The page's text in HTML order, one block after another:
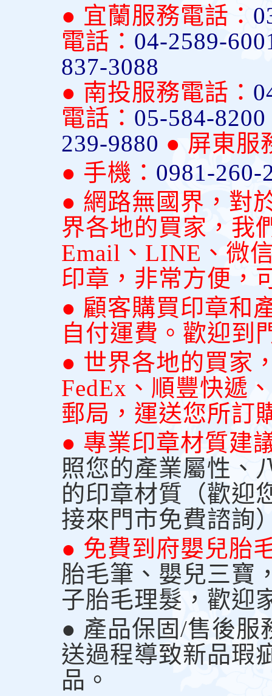
● 宜蘭服務電話：
電話： 04-2589-
837-3088
● 南投服務電話：
電話： 05-584-8200
239-9880 ● 屏東服
● 手機： 0981-260-
● 網路無國界，對
界各地的買家，我
Email、LINE、微
印章，非常方便，
● 顧客購買印章和
自付運費。歡迎到
● 世界各地的買家
FedEx、順豐快遞
郵局，運送您所訂
● 專業印章材質建
照您的產業屬性、
的印章材質（歡迎
接來門市免費諮詢
● 免費到府嬰兒胎
胎毛筆、嬰兒三寶
子胎毛理髮，歡迎
● 產品保固/售後服
送過程導致新品瑕
品。